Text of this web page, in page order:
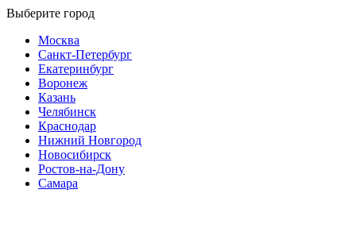
Выберите город
Москва
Санкт-Петербург
Екатеринбург
Воронеж
Казань
Челябинск
Краснодар
Нижний Новгород
Новосибирск
Ростов-на-Дону
Самара